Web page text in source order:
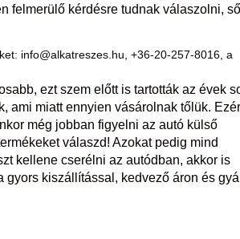
felmerülő kérdésre tudnak válaszolni,
info@alkatreszes.hu, +36-20-257-8016, a
ezt szem előtt is tartották az évek
ami miatt ennyien vásárolnak tőlük.
még jobban figyelni az autó külső
válaszd! Azokat pedig mind
kellene cserélni az autódban, akkor is
kiszállítással, kedvező áron és